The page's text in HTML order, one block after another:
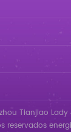
Tianjiao Lady
reservados